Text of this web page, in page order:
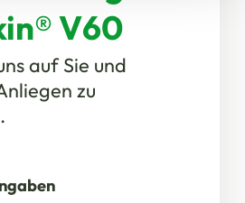
V60
auf Sie und
zu